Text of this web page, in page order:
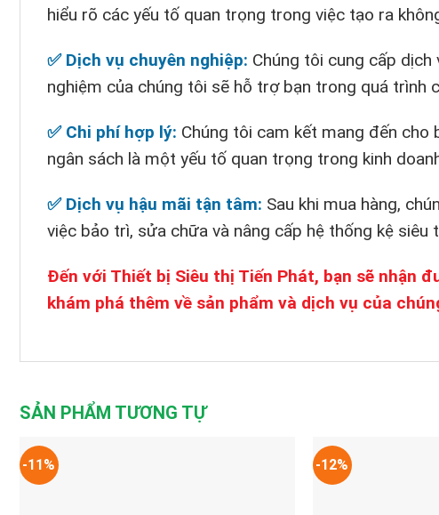
hiểu rõ các yếu tố quan trọng trong việc tạo ra
✅ Dịch vụ chuyên nghiệp: Chúng tôi cung cấp
nghiệm của chúng tôi sẽ hỗ trợ bạn trong quá trình
✅ Chi phí hợp lý: Chúng tôi cam kết mang đến cho
ngân sách là một yếu tố quan trọng trong kinh
✅ Dịch vụ hậu mãi tận tâm: Sau khi mua hàng,
việc bảo trì, sửa chữa và nâng cấp hệ thống kệ
Đến với Thiết bị Siêu thị Tiến Phát, bạn sẽ nhận
khám phá thêm về sản phẩm và dịch vụ của
SẢN PHẨM TƯƠNG TỰ
-11% -12%